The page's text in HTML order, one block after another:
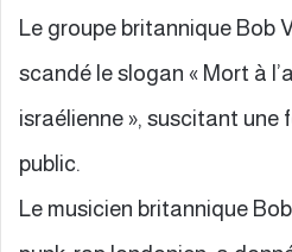
Le groupe britannique Bob
scandé le slogan « Mort à
israélienne », suscitant
public.
Le musicien britannique